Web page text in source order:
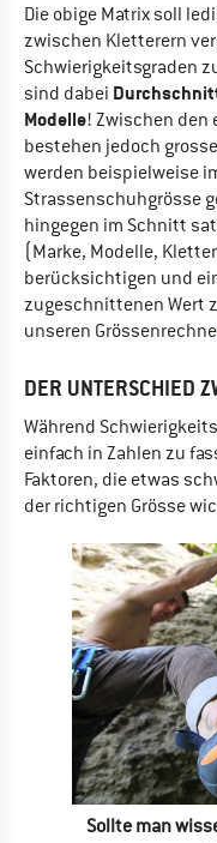
Die obige Matrix soll
zwischen Kletterern
Schwierigkeitsgraden
sind dabei
Modelle! Zwischen den
bestehen jedoch
werden beispielweise
Strassenschuhgrösse
hingegen im Schnitt
(Marke, Modelle,
berücksichtigen und
zugeschnittenen Wert
unseren
DER UNTERSCHIED
Während
einfach in Zahlen zu
Faktoren, die etwas
der richtigen Grösse
Sollte man